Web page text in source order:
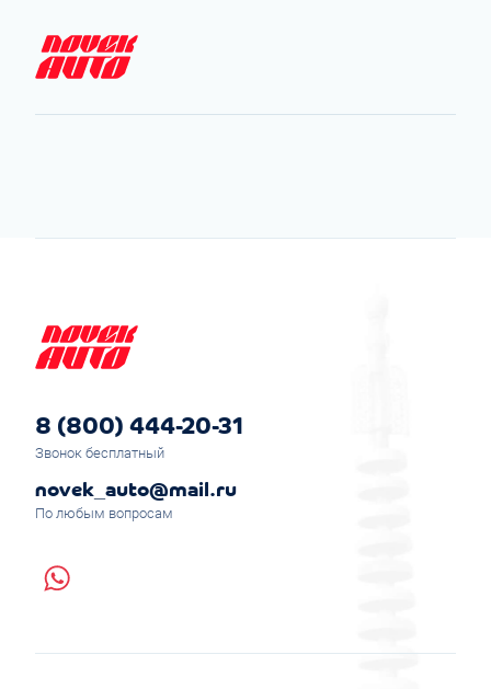
8 (800) 444-20-31
Звонок бесплатный
novek_auto@mail.ru
По любым вопросам